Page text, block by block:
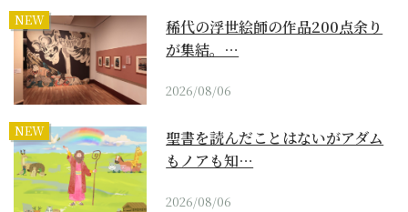
NEW
稀代の浮世絵師の作品200点余り
が集結。…
2026/08/06
NEW
聖書を読んだことはないがアダム
もノアも知…
2026/08/06